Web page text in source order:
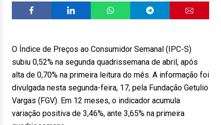
O Índice de Preços ao Consumidor Semanal (IPC-S)
subiu 0,52% na segunda quadrissemana de abril, após
alta de 0,70% na primeira leitura do mês. A informação foi
divulgada nesta segunda-feira, 17, pela Fundação Getulio
Vargas (FGV). Em 12 meses, o indicador acumula
variação positiva de 3,46%, ante 3,65% na primeira